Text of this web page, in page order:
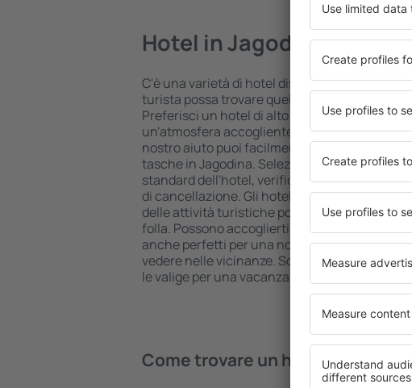
Hotel in Jagodina
C'è una varietà di hotel disponibili in
turista possa trovare quello più adatto alle sue
Preferisci un hotel di alto livello all inclusive
un'atmosfera accogliente e una
nostro aiuto puoi facilmente prenotare un
tasche in Jagodina. Seleziona la destinazione
standard dell'hotel, verifica le modalità di
di cancellazione. Gli hotel in Jagodina si
delle attività turistiche popolari, ma anche un
folla. Possono accoglierti per una vacanza
anche perfetti per una notte di riposo quando
vedere nelle vicinanze. Scegli un hotel per te e
le valige per una vacanza o un viaggio d'affari!
Come trovare un hotel in